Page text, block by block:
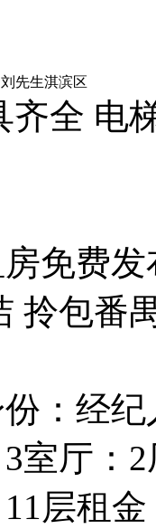
刘先生淇滨区
齐全 电
免费
拎包番
：经
室厅：
层租